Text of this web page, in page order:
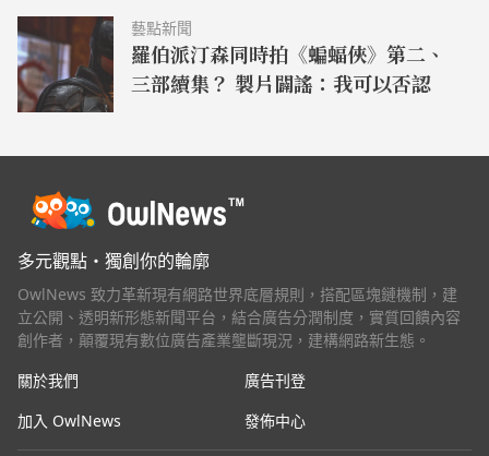
藝點新聞
羅伯派汀森同時拍《蝙蝠俠》第二、
三部續集？ 製片闢謠：我可以否認
多元觀點・獨創你的輪廓
OwlNews 致力革新現有網路世界底層規則，搭配區塊鏈機制，建
立公開、透明新形態新聞平台，結合廣告分潤制度，實質回饋內容
創作者，顛覆現有數位廣告產業壟斷現況，建構網路新生態。
關於我們
廣告刊登
加入 OwlNews
發佈中心